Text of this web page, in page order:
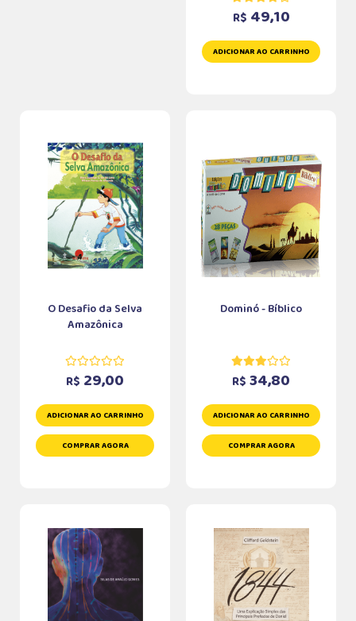
R$ 49,10
ADICIONAR AO CARRINHO
O Desafio da Selva
Amazônica
R$ 29,00
ADICIONAR AO CARRINHO
COMPRAR AGORA
Dominó - Bíblico
R$ 34,80
ADICIONAR AO CARRINHO
COMPRAR AGORA